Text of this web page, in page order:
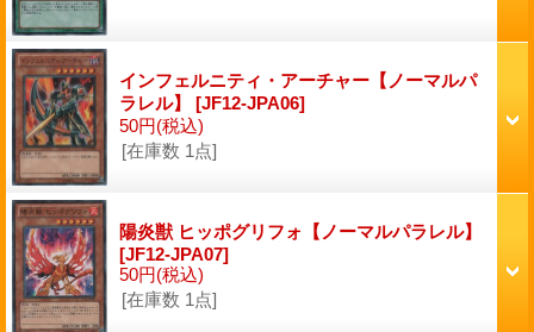
インフェルニティ・アーチャー【ノーマルパ
ラレル】 [JF12-JPA06]
50円(税込)
[在庫数 1点]
陽炎獣 ヒッポグリフォ【ノーマルパラレル】
[JF12-JPA07]
50円(税込)
[在庫数 1点]